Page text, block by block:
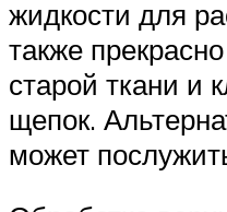
жидкости для
также
старой ткани и
щепок.
может